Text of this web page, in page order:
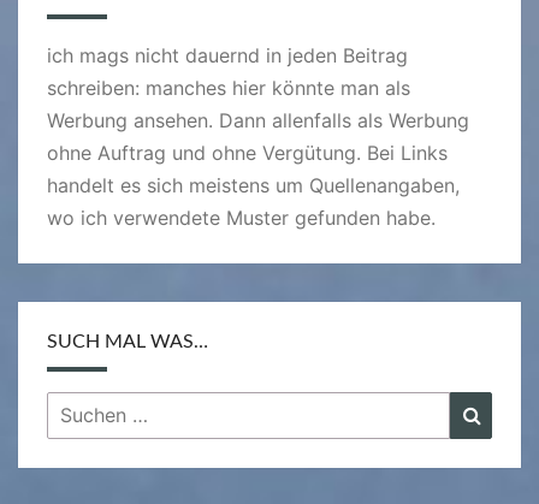
ich mags nicht dauernd in jeden Beitrag
schreiben: manches hier könnte man als
Werbung ansehen. Dann allenfalls als Werbung
ohne Auftrag und ohne Vergütung. Bei Links
handelt es sich meistens um Quellenangaben,
wo ich verwendete Muster gefunden habe.
SUCH MAL WAS…
Suchen
nach: